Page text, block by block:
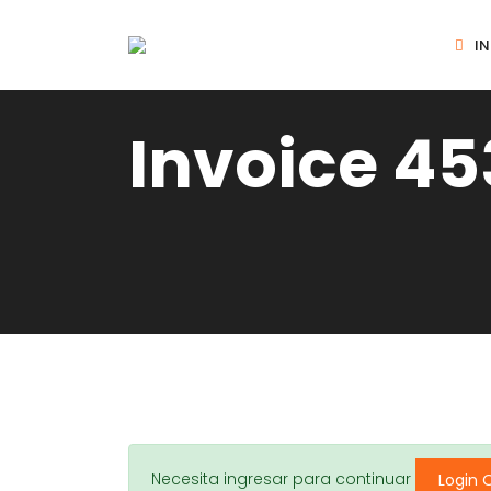
Invoice
Necesita ingresar para continuar Login